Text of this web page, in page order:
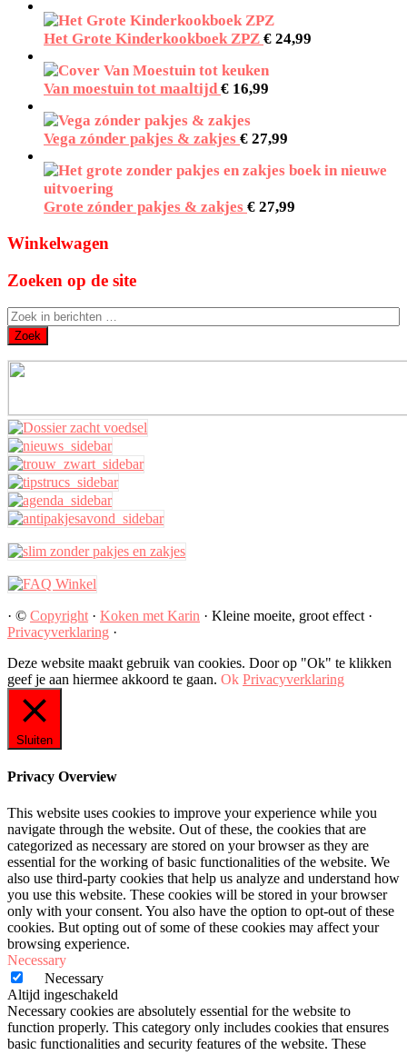
Het Grote Kinderkookboek ZPZ € 24,99
Van moestuin tot maaltijd € 16,99
Vega zónder pakjes & zakjes € 27,99
Grote zónder pakjes & zakjes € 27,99
Winkelwagen
Zoeken op de site
· © Copyright · Koken met Karin · Kleine moeite, groot effect ·
Privacyverklaring ·
Deze website maakt gebruik van cookies. Door op "Ok" te klikken
geef je aan hiermee akkoord te gaan. Ok Privacyverklaring
Sluiten
Privacy Overview
This website uses cookies to improve your experience while you
navigate through the website. Out of these, the cookies that are
categorized as necessary are stored on your browser as they are
essential for the working of basic functionalities of the website. We
also use third-party cookies that help us analyze and understand how
you use this website. These cookies will be stored in your browser
only with your consent. You also have the option to opt-out of these
cookies. But opting out of some of these cookies may affect your
browsing experience.
Necessary
Necessary
Altijd ingeschakeld
Necessary cookies are absolutely essential for the website to
function properly. This category only includes cookies that ensures
basic functionalities and security features of the website. These